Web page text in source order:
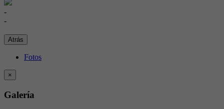
-
-
Atrás
Fotos
×
Galería